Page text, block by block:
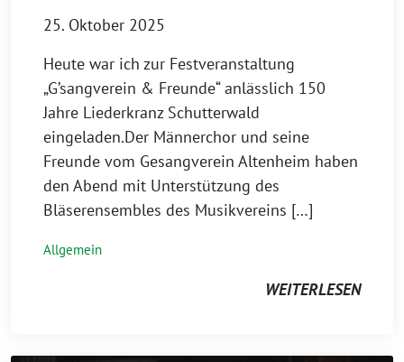
25. Oktober 2025
Heute war ich zur Festveranstaltung
„G’sangverein & Freunde“ anlässlich 150
Jahre Liederkranz Schutterwald
eingeladen.Der Männerchor und seine
Freunde vom Gesangverein Altenheim haben
den Abend mit Unterstützung des
Bläserensembles des Musikvereins […]
Allgemein
WEITERLESEN